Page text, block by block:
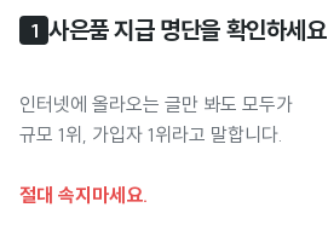
1 사은품 지급 명단을 확인하세요
인터넷에 올라오는 글만 봐도 모두가
규모 1위, 가입자 1위라고 말합니다.
절대 속지마세요.